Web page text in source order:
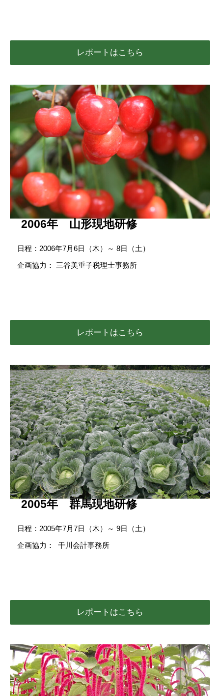
レポートはこちら
2006年 山形現地研修
日程：2006年7月6日（木）～ 8日（土）
企画協力： 三谷美重子税理士事務所
レポートはこちら
2005年 群馬現地研修
日程：2005年7月7日（木）～ 9日（土）
企画協力： 干川会計事務所
レポートはこちら